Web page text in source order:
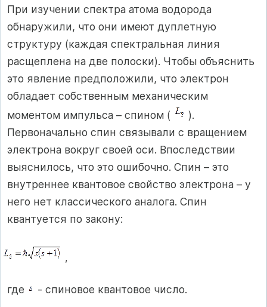
При изучении спектра атома водорода
обнаружили, что они имеют дуплетную
структуру (каждая спектральная линия
расщеплена на две полоски). Чтобы объяснить
это явление предположили, что электрон
обладает собственным механическим
моментом импульса – спином (
).
Первоначально спин связывали с вращением
электрона вокруг своей оси. Впоследствии
выяснилось, что это ошибочно. Спин – это
внутреннее квантовое свойство электрона – у
него нет классического аналога. Спин
квантуется по закону:
,
где - спиновое квантовое число.